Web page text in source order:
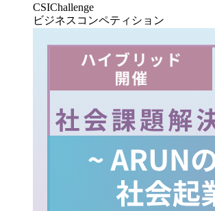
CSIChallenge
ビジネスコンペティション